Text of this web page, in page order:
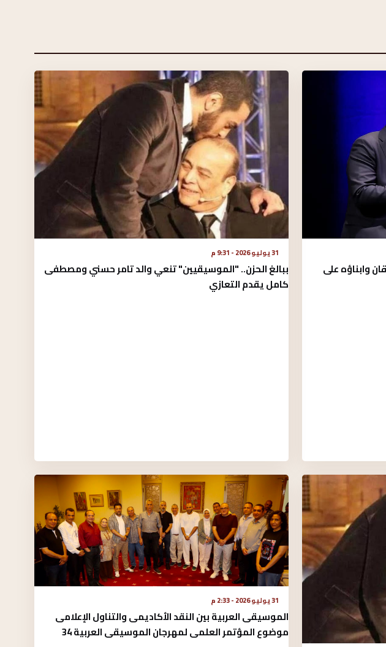
وابناؤه على
31 يوليو 2026 - 9:31 م
ببالغ الحزن.. "الموسيقيين" تنعي والد تامر حسني ومصطفى
كامل يقدم التعازي
31 يوليو 2026 - 2:33 م
الموسيقى العربية بين النقد الأكاديمى والتناول الإعلامى
موضوع المؤتمر العلمى لمهرجان الموسيقى العربية 34